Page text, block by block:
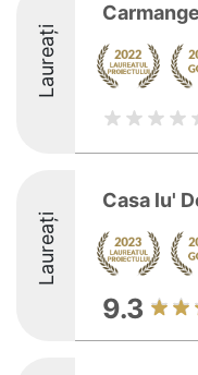
Laureați
Laureați
Casa lu'
9.3